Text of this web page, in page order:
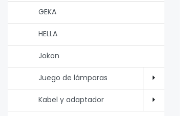
GEKA
HELLA
Jokon
Juego de lámparas
Kabel y adaptador